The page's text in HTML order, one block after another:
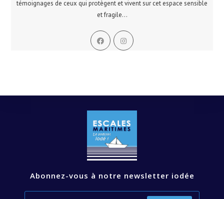
témoignages de ceux qui protègent et vivent sur cet espace sensible
et fragile...
S’ouvre
dans
S’ouvre
Abonnez-vous à notre newsletter iodée